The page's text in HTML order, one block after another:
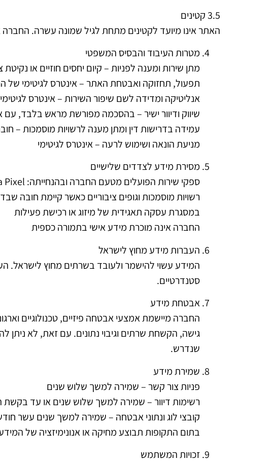
3.5 קטינים
האתר אינו מיועד לקטינים מתחת לגיל שמונה עשרה. החברה
מטרות העיבוד והבסיס המשפטי
מתן שירות ומענה לפניות – קיום יחסים חוזיים או
תפעול, תחזוקה ואבטחת האתר – אינטרס לגיטימי של
אנליטיקה ומדידה לשם שיפור השירות – אינטרס לגיטימי,
שיווק ודיוור ישיר – בהסכמה מפורשת מראש בלבד,
עמידה בדרישות דין ומתן מענה לרשויות מוסמכות –
מניעת הונאה ושימוש לרעה – אינטרס לגיטימי
מסירת מידע לצדדים שלישיים
ספקי שירות הפועלים מטעם החברה ובהנחייתה: Hostinger, Cloudflare, CRM LeadMe, Elementor Forms, Google Analytics, Meta Pixel
רשויות מוסמכות וגופים ציבוריים כאשר קיימת חובה
במסגרת עסקה תאגידית של מיזוג או רכישת פעילות
החברה אינה מוכרת מידע אישי בתמורה כספית
העברות מידע מחוץ לישראל
המידע עשוי להישמר ולעובד בשרתים מחוץ לישראל.
סטנדרטיים.
אבטחת מידע
גישה, הקשחת שרתים וגיבוי נתונים. עם זאת, לא
שנדרש.
שמירת מידע
פניות צור קשר – שמירה למשך שלוש שנים
רשימות דיוור – שמירה למשך שלוש שנים או עד
קובצי לוג ונתוני אבטחה – שמירה למשך שנים עשר
בתום התקופות תבוצע מחיקה או אנונימיזציה של
זכויות המשתמש